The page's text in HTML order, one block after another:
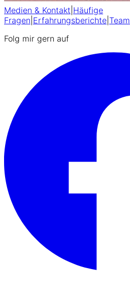
Medien & Kontakt Häufige
Fragen Erfahrungsberichte Team
Folg mir gern auf